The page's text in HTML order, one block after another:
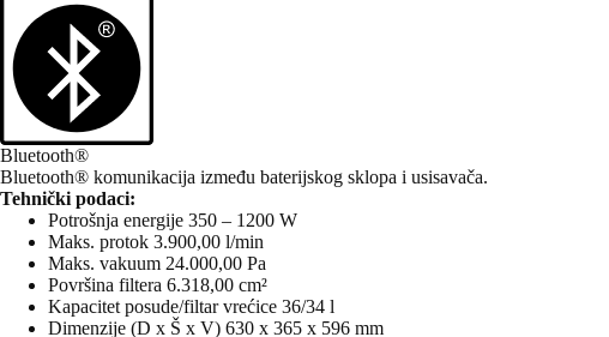
Bluetooth®
Bluetooth® komunikacija između baterijskog sklopa i usisavača.
Tehnički podaci:
Potrošnja energije 350 – 1200 W
Maks. protok 3.900,00 l/min
Maks. vakuum 24.000,00 Pa
Površina filtera 6.318,00 cm²
Kapacitet posude/filtar vrećice 36/34 l
Dimenzije (D x Š x V) 630 x 365 x 596 mm